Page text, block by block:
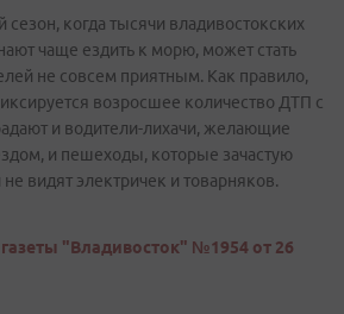
когда тысячи владивостокских
чаще ездить к морю, может стать
не совсем приятным. Как правило,
возросшее количество ДТП с
и водители-лихачи, желающие
и пешеходы, которые зачастую
видят электричек и товарняков.
"Владивосток" №1954 от 26